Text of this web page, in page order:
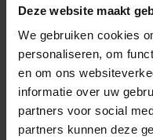
Deze website maakt
We gebruiken cookies
personaliseren, om
en om ons
informatie over uw
partners voor social
partners kunnen deze
Taktifol Speelveldfolie
voetbal
Taktifol Speelveldfolie